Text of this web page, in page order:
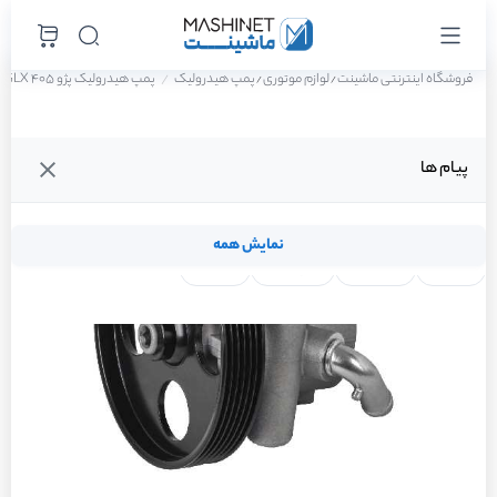
پیام ها
نمایش همه
فروشگاه اینترنتی ماشینت/لوازم موتوری/پمپ هیدرولیک پمپ هیدرولیک پژو 405 GLX دوگانه سوز سال 1388